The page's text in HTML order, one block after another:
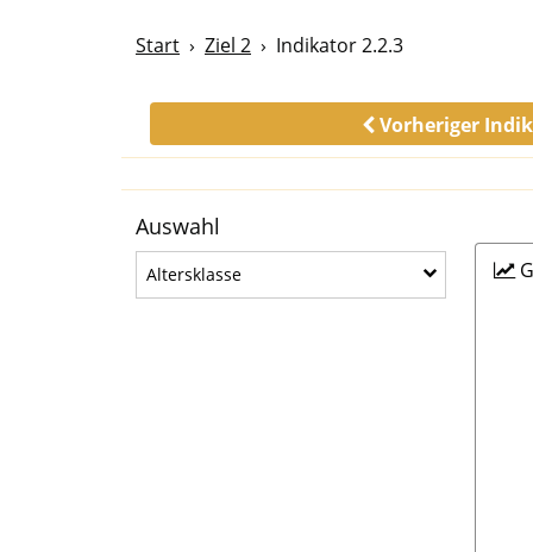
Start Ziel 2 Indikator 2.2.3
Vorheriger
Auswahl
AltersklasseAltersklasse